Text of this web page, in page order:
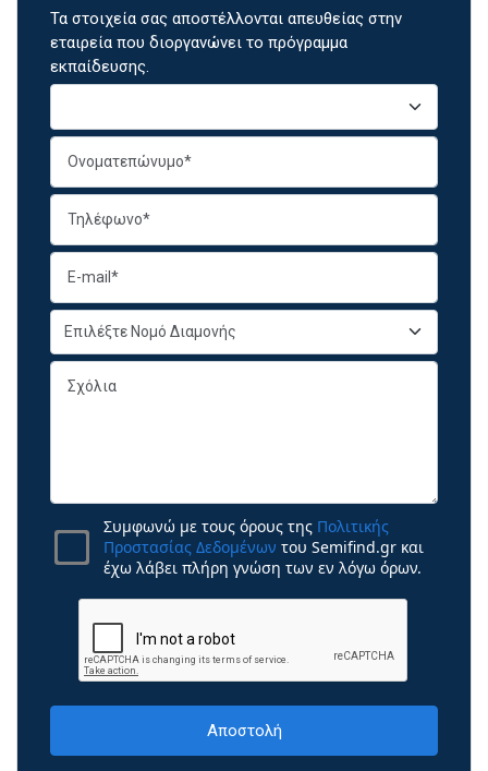
Τα στοιχεία σας αποστέλλονται απευθείας στην
εταιρεία που διοργανώνει το πρόγραμμα
εκπαίδευσης.
Συμφωνώ με τους όρους της Πολιτικής
Προστασίας Δεδομένων του Semifind.gr και
έχω λάβει πλήρη γνώση των εν λόγω όρων.